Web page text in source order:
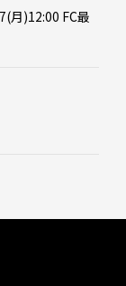
月)12:00 FC最